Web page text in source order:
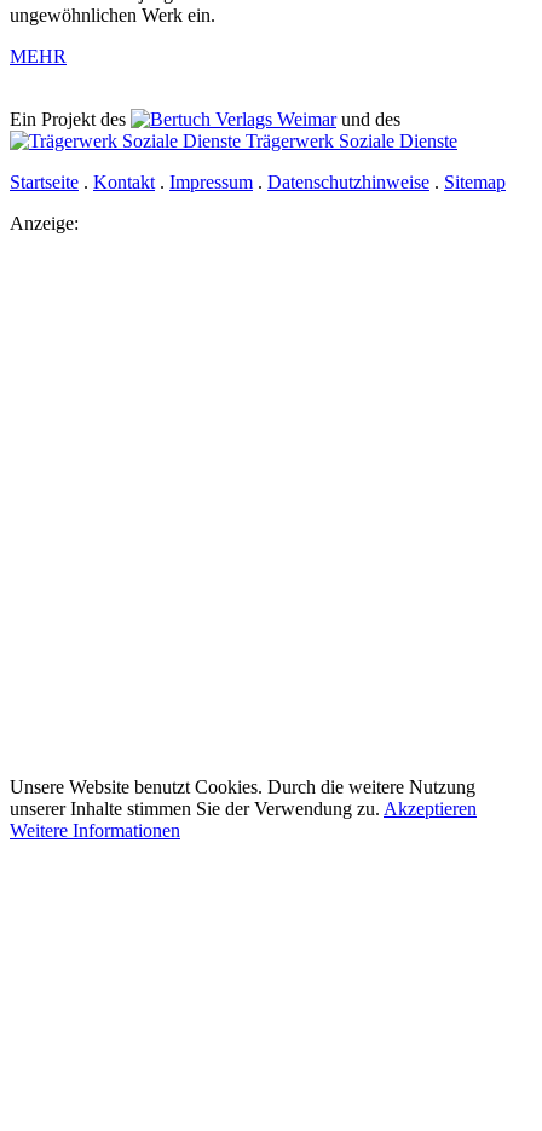
ungewöhnlichen Werk ein.
MEHR
Ein Projekt des Verlags Weimarund des
Trägerwerk Soziale Dienste
Startseite . Kontakt . Impressum . Datenschutzhinweise . Sitemap
Anzeige:
Unsere Website benutzt Cookies. Durch die weitere Nutzung
unserer Inhalte stimmen Sie der Verwendung zu. Akzeptieren
Weitere Informationen